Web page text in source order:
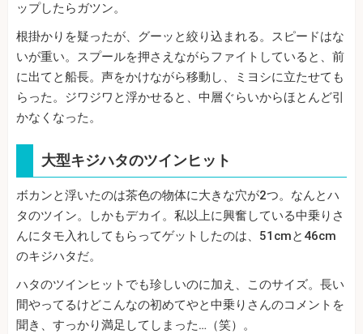
ップしたらガツン。
根掛かりを疑ったが、グーッと絞り込まれる。スピードはな
いが重い。スプールを押さえながらファイトしていると、前
に出てと船長。声をかけながら移動し、ミヨシに立たせても
らった。ジワジワと浮かせると、中層ぐらいからほとんど引
かなくなった。
大型キジハタのツインヒット
ボカンと浮いたのは茶色の物体に大きな穴が2つ。なんとハ
タのツイン。しかもデカイ。私以上に興奮している中乗りさ
んにタモ入れしてもらってゲットしたのは、51cmと46cm
のキジハタだ。
ハタのツインヒットでも珍しいのに加え、このサイズ。長い
間やってるけどこんなの初めてやと中乗りさんのコメントを
聞き、すっかり満足してしまった…（笑）。